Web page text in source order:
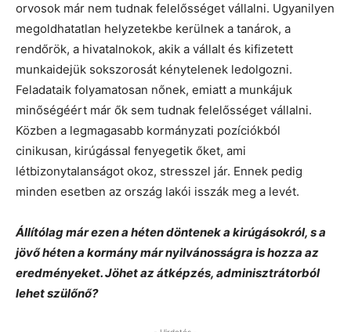
orvosok már nem tudnak felelősséget vállalni. Ugyanilyen
megoldhatatlan helyzetekbe kerülnek a tanárok, a
rendőrök, a hivatalnokok, akik a vállalt és kifizetett
munkaidejük sokszorosát kénytelenek ledolgozni.
Feladataik folyamatosan nőnek, emiatt a munkájuk
minőségéért már ők sem tudnak felelősséget vállalni.
Közben a legmagasabb kormányzati pozíciókból
cinikusan, kirúgással fenyegetik őket, ami
létbizonytalanságot okoz, stresszel jár. Ennek pedig
minden esetben az ország lakói isszák meg a levét.
Állítólag már ezen a héten döntenek a kirúgásokról, s a
jövő héten a kormány már nyilvánosságra is hozza az
eredményeket. Jöhet az átképzés, adminisztrátorból
lehet szülőnő?